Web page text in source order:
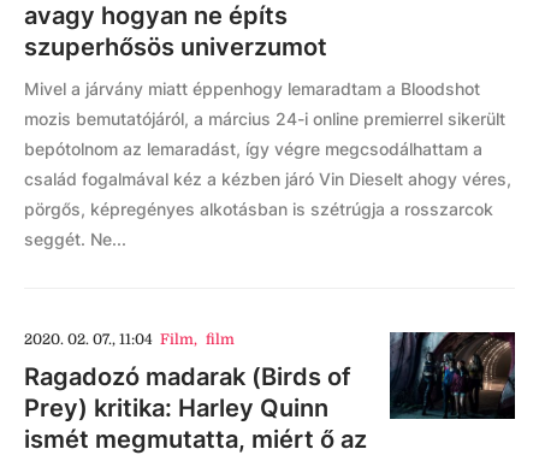
avagy hogyan ne építs
szuperhősös univerzumot
Mivel a járvány miatt éppenhogy lemaradtam a Bloodshot
mozis bemutatójáról, a március 24-i online premierrel sikerült
bepótolnom az lemaradást, így végre megcsodálhattam a
család fogalmával kéz a kézben járó Vin Dieselt ahogy véres,
pörgős, képregényes alkotásban is szétrúgja a rosszarcok
seggét. Ne...
2020. 02. 07., 11:04 Film, film
Ragadozó madarak (Birds of
Prey) kritika: Harley Quinn
ismét megmutatta, miért ő az